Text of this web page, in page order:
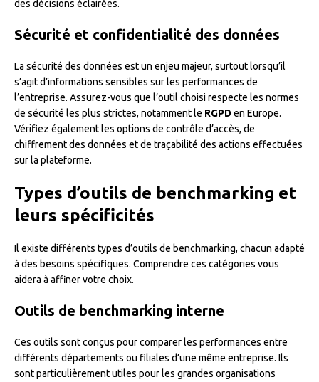
des décisions éclairées.
Sécurité et confidentialité des données
La sécurité des données est un enjeu majeur, surtout lorsqu’il
s’agit d’informations sensibles sur les performances de
l’entreprise. Assurez-vous que l’outil choisi respecte les normes
de sécurité les plus strictes, notamment le RGPD en Europe.
Vérifiez également les options de contrôle d’accès, de
chiffrement des données et de traçabilité des actions effectuées
sur la plateforme.
Types d’outils de benchmarking et
leurs spécificités
Il existe différents types d’outils de benchmarking, chacun adapté
à des besoins spécifiques. Comprendre ces catégories vous
aidera à affiner votre choix.
Outils de benchmarking interne
Ces outils sont conçus pour comparer les performances entre
différents départements ou filiales d’une même entreprise. Ils
sont particulièrement utiles pour les grandes organisations